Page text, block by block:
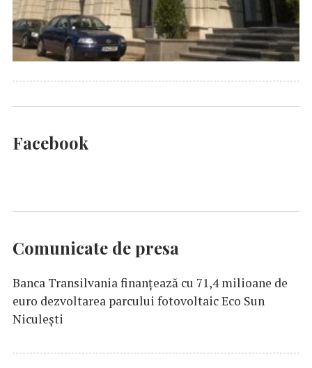
Facebook
Comunicate de presa
Banca Transilvania finanțează cu 71,4 milioane de
euro dezvoltarea parcului fotovoltaic Eco Sun
Niculești